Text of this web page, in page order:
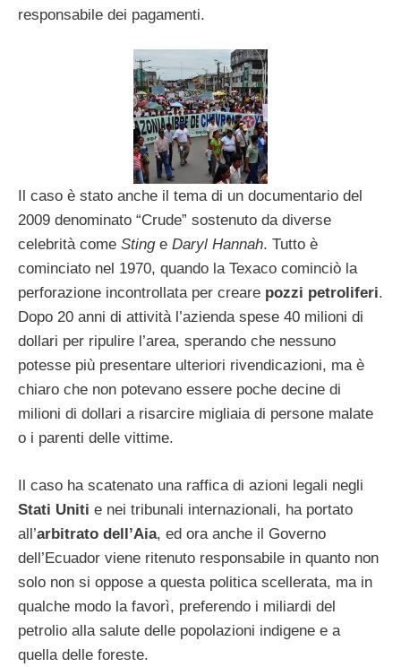
responsabile dei pagamenti.
Il caso è stato anche il tema di un documentario del
2009 denominato “Crude” sostenuto da diverse
celebrità come Sting e Daryl Hannah. Tutto è
cominciato nel 1970, quando la Texaco cominciò la
perforazione incontrollata per creare pozzi petroliferi.
Dopo 20 anni di attività l’azienda spese 40 milioni di
dollari per ripulire l’area, sperando che nessuno
potesse più presentare ulteriori rivendicazioni, ma è
chiaro che non potevano essere poche decine di
milioni di dollari a risarcire migliaia di persone malate
o i parenti delle vittime.
Il caso ha scatenato una raffica di azioni legali negli
Stati Uniti e nei tribunali internazionali, ha portato
all’arbitrato dell’Aia, ed ora anche il Governo
dell’Ecuador viene ritenuto responsabile in quanto non
solo non si oppose a questa politica scellerata, ma in
qualche modo la favorì, preferendo i miliardi del
petrolio alla salute delle popolazioni indigene e a
quella delle foreste.